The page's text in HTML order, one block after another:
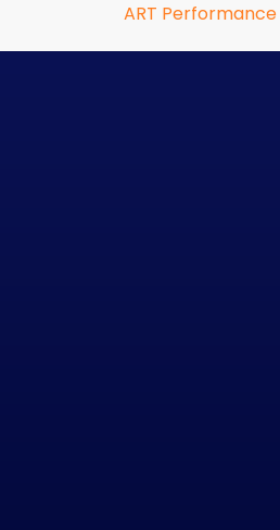
ART Performance